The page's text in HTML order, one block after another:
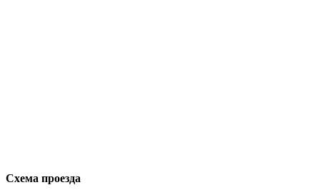
Схема проезда